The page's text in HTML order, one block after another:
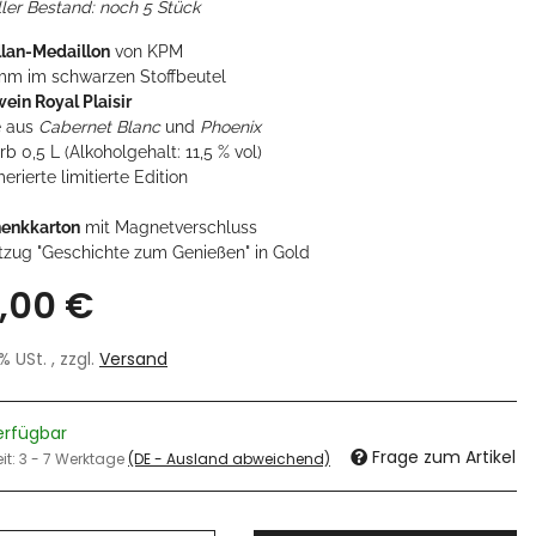
Bestand: noch 5 Stück
Medaillon von KPM
im schwarzen Stoffbeutel
Royal Plaisir
aus Cabernet Blancund Phoenix
0,5 L (Alkoholgehalt: 11,5 % vol)
limitierte Edition
mit Magnetverschluss
"Geschichte zum Genießen" in Gold
€
USt. , zzgl. Versand
3 - 7 Werktage(DE - Ausland abweichend) Frage zum Artikel
€*